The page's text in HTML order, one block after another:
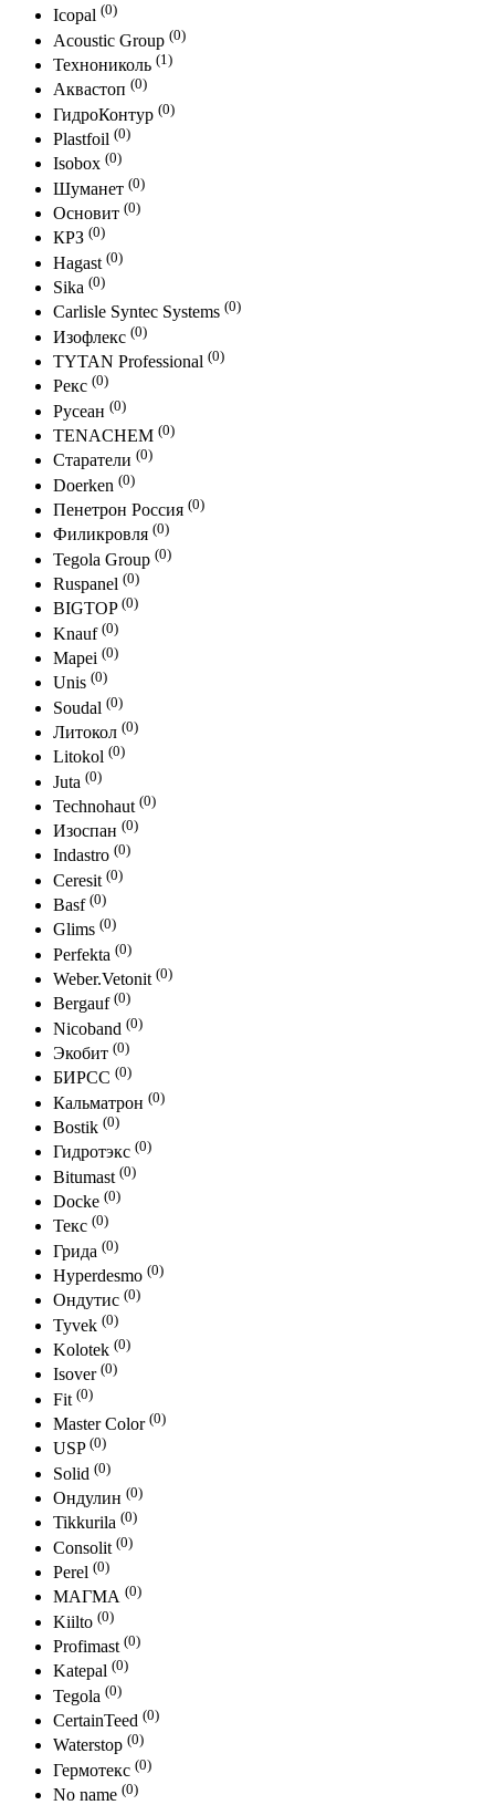
Icopal (0)
Acoustic Group (0)
Технониколь (1)
Аквастоп (0)
ГидроКонтур (0)
Plastfoil (0)
Isobox (0)
Шуманет (0)
Основит (0)
КРЗ (0)
Hagast (0)
Sika (0)
Carlisle Syntec Systems (0)
Изофлекс (0)
TYTAN Professional (0)
Рекс (0)
Русеан (0)
TENACHEM (0)
Старатели (0)
Doerken (0)
Пенетрон Россия (0)
Филикровля (0)
Tegola Group (0)
Ruspanel (0)
BIGTOP (0)
Knauf (0)
Mapei (0)
Unis (0)
Soudal (0)
Литокол (0)
Litokol (0)
Juta (0)
Technohaut (0)
Изоспан (0)
Indastro (0)
Ceresit (0)
Basf (0)
Glims (0)
Perfekta (0)
Weber.Vetonit (0)
Bergauf (0)
Nicoband (0)
Экобит (0)
БИРСС (0)
Кальматрон (0)
Bostik (0)
Гидротэкс (0)
Bitumast (0)
Docke (0)
Текс (0)
Грида (0)
Hyperdesmo (0)
Ондутис (0)
Tyvek (0)
Kolotek (0)
Isover (0)
Fit (0)
Master Color (0)
USP (0)
Solid (0)
Ондулин (0)
Tikkurila (0)
Consolit (0)
Perel (0)
МАГМА (0)
Kiilto (0)
Profimast (0)
Katepal (0)
Tegola (0)
CertainTeed (0)
Waterstop (0)
Гермотекс (0)
No name (0)